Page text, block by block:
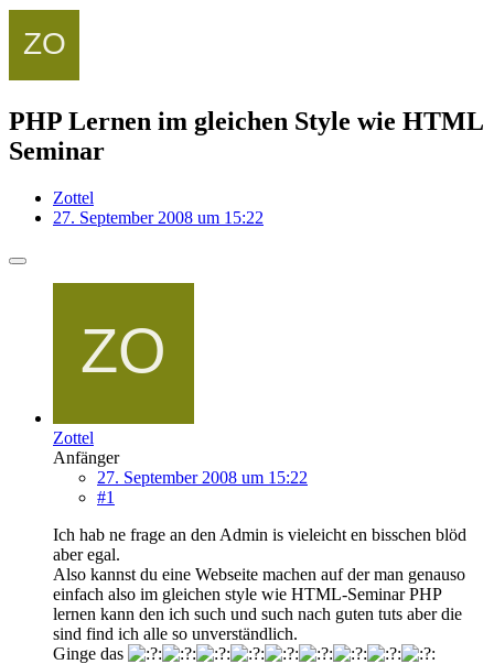
PHP Lernen im gleichen Style wie HTML
Seminar
Zottel
27. September 2008 um 15:22
Zottel
Anfänger
27. September 2008 um 15:22
#1
Ich hab ne frage an den Admin is vieleicht en bisschen blöd
aber egal.
Also kannst du eine Webseite machen auf der man genauso
einfach also im gleichen style wie HTML-Seminar PHP
lernen kann den ich such und such nach guten tuts aber die
sind find ich alle so unverständlich.
Ginge das